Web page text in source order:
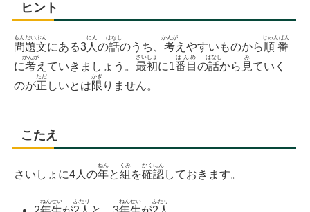
ヒント
問題文
もんだいぶん
にある3 人
にん
の話
はなし
のうち、 考
かんが
えやすいものから順番
じゅんばん
に考
かんが
えていきましょう。 最初
さいしょ
に1番目
ばんめ
の話
はなし
から 見
み
ていく
のが正
ただ
しいとは限
かぎ
りません。
こたえ
さいしょに4人の年
ねん
と組
くみ
を確認
かくにん
しておきます。
ねんせい ふたり ねんせい ふたり